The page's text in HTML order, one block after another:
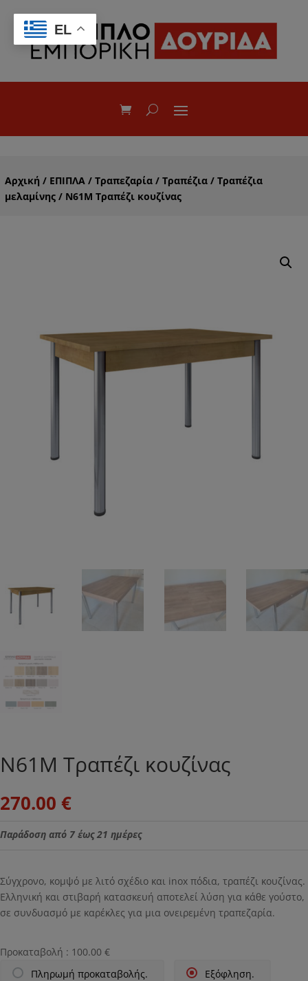
Αρχική / ΕΠΙΠΛΑ / Τραπεζαρία / Τραπέζια / Τραπέζια
μελαμίνης / Ν61Μ Τραπέζι κουζίνας
Ν61Μ Τραπέζι κουζίνας
270.00 €
Παράδοση από 7 έως 21 ημέρες
Σύγχρονο, κομψό με λιτό σχέδιο και inox πόδια, τραπέζι κουζίνας.
Ελληνική και στιβαρή κατασκευή αποτελεί λύση για κάθε γούστο,
σε συνδυασμό με καρέκλες για μια ονειρεμένη τραπεζαρία.
Προκαταβολή : 100.00 €
Εξόφληση.
Πληρωμή προκαταβολής.
EL